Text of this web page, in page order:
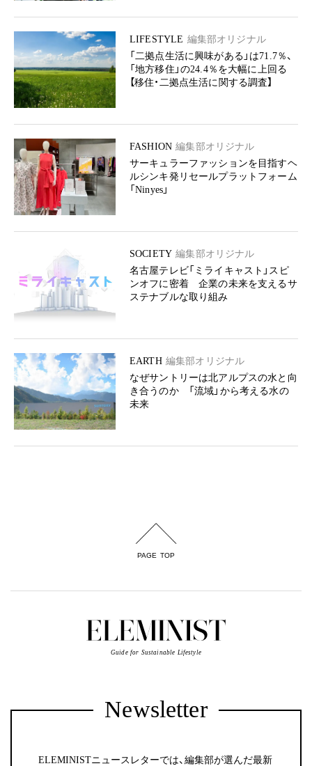
LIFESTYLE 編集部オリジナル
「二拠点生活に興味がある」は71.7％、
「地方移住」の24.4％を大幅に上回る
【移住・二拠点生活に関する調査】
FASHION 編集部オリジナル
サーキュラーファッションを目指すヘ
ルシンキ発リセールプラットフォーム
「Ninyes」
SOCIETY 編集部オリジナル
名古屋テレビ「ミライキャスト」スピ
ンオフに密着 企業の未来を支えるサ
ステナブルな取り組み
EARTH 編集部オリジナル
なぜサントリーは北アルプスの水と向
き合うのか 「流域」から考える水の
未来
PAGE TOP
Guide for Sustainable Lifestyle
Newsletter
ELEMINISTニュースレターでは、編集部が選んだ最新